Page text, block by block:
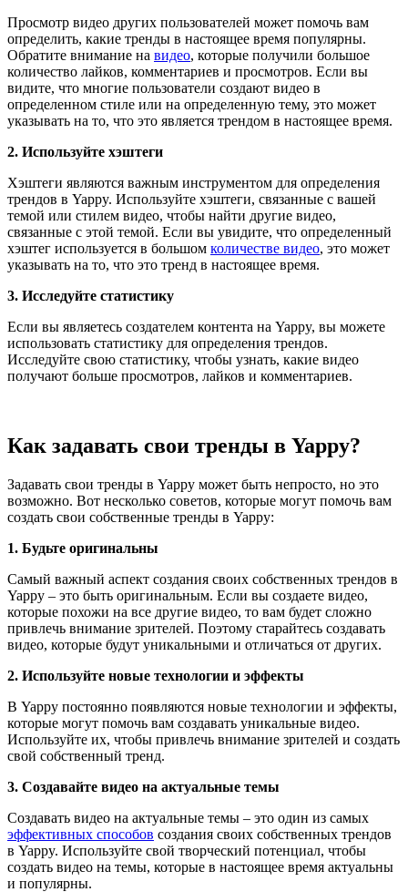
Просмотр видео других пользователей может помочь вам
определить, какие тренды в настоящее время популярны.
Обратите внимание на видео, которые получили большое
количество лайков, комментариев и просмотров. Если вы
видите, что многие пользователи создают видео в
определенном стиле или на определенную тему, это может
указывать на то, что это является трендом в настоящее время.
2. Используйте хэштеги
Хэштеги являются важным инструментом для определения
трендов в Yappy. Используйте хэштеги, связанные с вашей
темой или стилем видео, чтобы найти другие видео,
связанные с этой темой. Если вы увидите, что определенный
хэштег используется в большом количестве видео, это может
указывать на то, что это тренд в настоящее время.
3. Исследуйте статистику
Если вы являетесь создателем контента на Yappy, вы можете
использовать статистику для определения трендов.
Исследуйте свою статистику, чтобы узнать, какие видео
получают больше просмотров, лайков и комментариев.
Как задавать свои тренды в Yappy?
Задавать свои тренды в Yappy может быть непросто, но это
возможно. Вот несколько советов, которые могут помочь вам
создать свои собственные тренды в Yappy:
1. Будьте оригинальны
Самый важный аспект создания своих собственных трендов в
Yappy – это быть оригинальным. Если вы создаете видео,
которые похожи на все другие видео, то вам будет сложно
привлечь внимание зрителей. Поэтому старайтесь создавать
видео, которые будут уникальными и отличаться от других.
2. Используйте новые технологии и эффекты
В Yappy постоянно появляются новые технологии и эффекты,
которые могут помочь вам создавать уникальные видео.
Используйте их, чтобы привлечь внимание зрителей и создать
свой собственный тренд.
3. Создавайте видео на актуальные темы
Создавать видео на актуальные темы – это один из самых
эффективных способов создания своих собственных трендов
в Yappy. Используйте свой творческий потенциал, чтобы
создать видео на темы, которые в настоящее время актуальны
и популярны.